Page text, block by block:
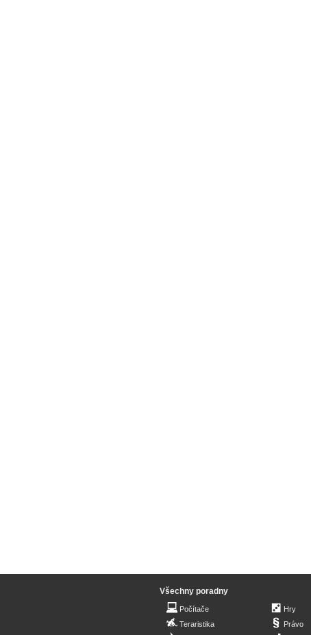
Všechny poradny
Počítače
Teraristika
Hry
Právo